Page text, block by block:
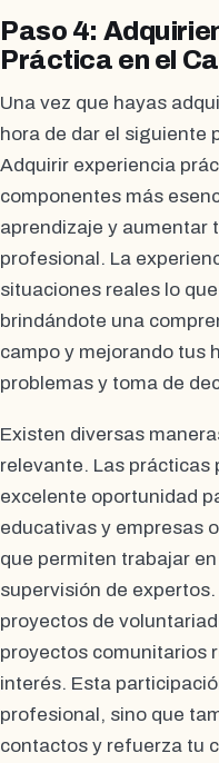
Paso 4:
Práctica en el
Una vez que hayas
hora de dar el siguiente
Adquirir experiencia
componentes más
aprendizaje y aumentar
profesional. La
situaciones reales lo
brindándote una
campo y mejorando tus
problemas y toma de
Existen diversas
relevante. Las prácticas
excelente oportunidad
educativas y empresas
que permiten trabajar
supervisión de
proyectos de
proyectos comunitarios
interés. Esta
profesional, sino que
contactos y refuerza tu